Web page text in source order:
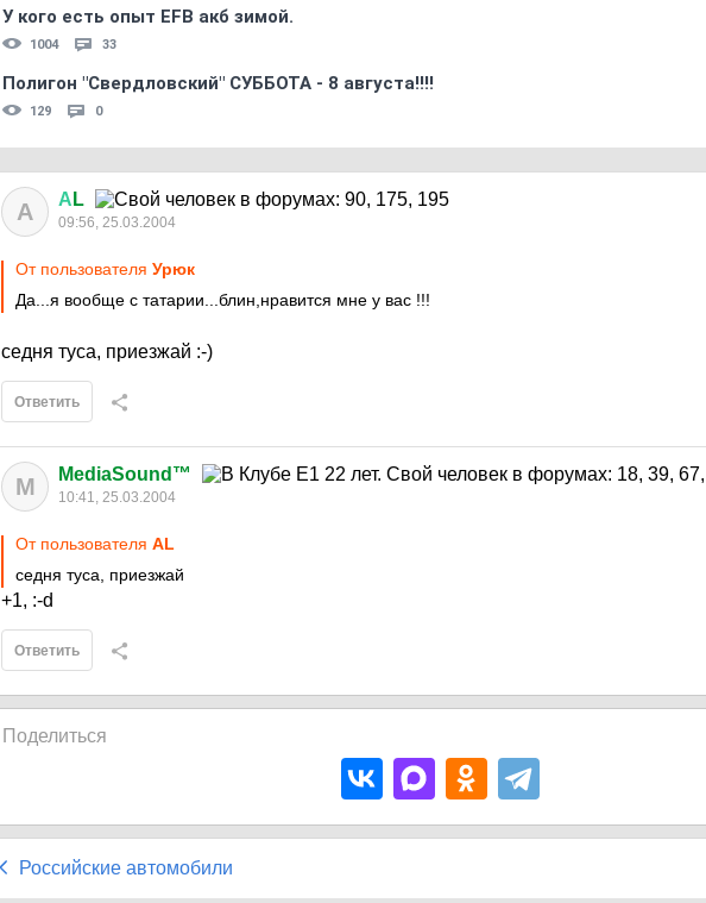
У кого есть опыт EFB акб зимой.
1004 33
Полигон "Свердловский" СУББОТА - 8 августа!!!!
129 0
А А L
09:56, 25.03.2004
От пользователя Урюк
Да...я вообще с татарии...блин,нравится мне у вас !!!
седня туса, приезжай :-)
Ответить
M MediaSound™
10:41, 25.03.2004
От пользователя АL
седня туса, приезжай
+1, :-d
Ответить
Поделиться
Российские автомобили